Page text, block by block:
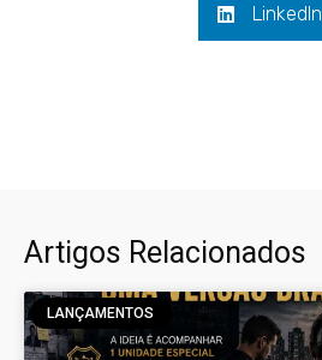
LinkedIn
Artigos Relacionados
LANÇAMENTOS